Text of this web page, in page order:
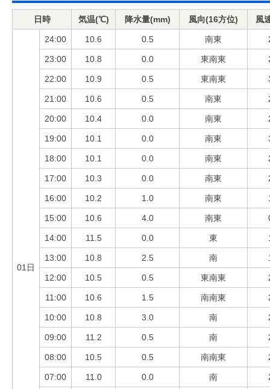
日時 気温(℃) 降水量(mm) 風向(16方位) 風
01日
24:00 10.6 0.5 南東
23:00 10.8 0.0 東南東
22:00 10.9 0.5 東南東
21:00 10.6 0.5 南東
20:00 10.4 0.0 南東
19:00 10.1 0.0 南東
18:00 10.1 0.0 南東
17:00 10.3 0.0 南東
16:00 10.2 1.0 南東
15:00 10.6 4.0 南東
14:00 11.5 0.0 東
13:00 10.8 2.5 南
12:00 10.5 0.5 東南東
11:00 10.6 1.5 南南東
10:00 10.8 3.0 南
09:00 11.2 0.5 南
08:00 10.5 0.5 南南東
07:00 11.0 0.0 南